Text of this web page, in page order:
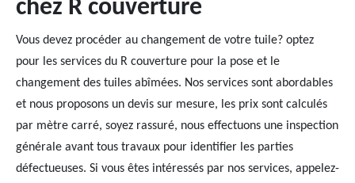
chez R couverture
Vous devez procéder au changement de votre tuile? optez
pour les services du R couverture pour la pose et le
changement des tuiles abîmées. Nos services sont abordables
et nous proposons un devis sur mesure, les prix sont calculés
par mètre carré, soyez rassuré, nous effectuons une inspection
générale avant tous travaux pour identifier les parties
défectueuses. Si vous êtes intéressés par nos services, appelez-